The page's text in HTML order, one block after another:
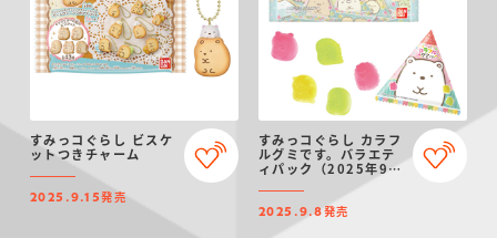
すみっコぐらし ビスケ
ットつきチャーム
2025.9.15発売
すみっコぐらし カラフ
ルグミです。バラエテ
ィパック（2025年9月
2025.9.8発売